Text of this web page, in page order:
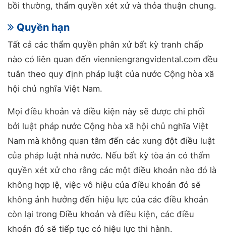
bồi thường, thẩm quyền xét xử và thỏa thuận chung.
Quyền hạn
Tất cả các thẩm quyền phân xử bất kỳ tranh chấp
nào có liên quan đến vienniengrangvidental.com đều
tuân theo quy định pháp luật của nước Cộng hòa xã
hội chủ nghĩa Việt Nam.
Mọi điều khoản và điều kiện này sẽ được chi phối
bởi luật pháp nước Cộng hòa xã hội chủ nghĩa Việt
Nam mà không quan tâm đến các xung đột điều luật
của pháp luật nhà nước. Nếu bất kỳ tòa án có thẩm
quyền xét xử cho rằng các một điều khoản nào đó là
không hợp lệ, việc vô hiệu của điều khoản đó sẽ
không ảnh hưởng đến hiệu lực của các điều khoản
còn lại trong Điều khoản và điều kiện, các điều
khoản đó sẽ tiếp tục có hiệu lực thi hành.